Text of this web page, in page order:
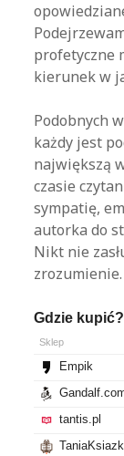
profetyczne
kierunek w
Podobnych
każdy jest
największą
czasie
sympatię,
autorka do
Nikt nie
zrozumienie.
Gdzie kupić?
Sklep
Empik
tantis.pl